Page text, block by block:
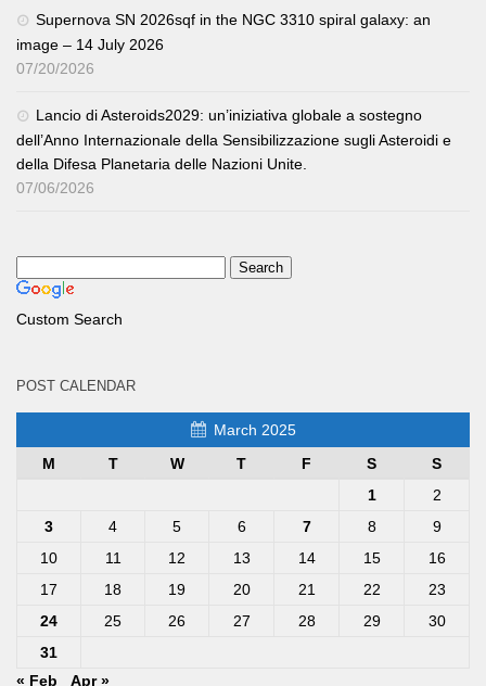
Supernova SN 2026sqf in the NGC 3310 spiral galaxy: an
image – 14 July 2026
07/20/2026
Lancio di Asteroids2029: un’iniziativa globale a sostegno
dell’Anno Internazionale della Sensibilizzazione sugli Asteroidi e
della Difesa Planetaria delle Nazioni Unite.
07/06/2026
Custom Search
POST CALENDAR
March 2025
M
T W T F S
S
1
2
3
4 5 6 7 8
9
10
11 12 13 14 15
16
17
18 19 20 21 22
23
24
25 26 27 28 29
30
31
« Feb
Apr »